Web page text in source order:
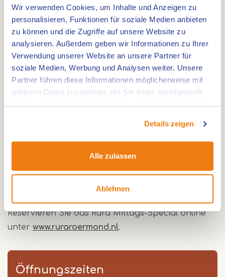
Wir verwenden Cookies, um Inhalte und Anzeigen zu
personalisieren, Funktionen für soziale Medien anbieten
zu können und die Zugriffe auf unsere Website zu
analysieren. Außerdem geben wir Informationen zu Ihrer
Verwendung unserer Website an unsere Partner für
soziale Medien, Werbung und Analysen weiter. Unsere
Partner führen diese Informationen möglicherweise mit
weiteren Daten zusammen, die Sie ihnen bereitgestellt
Details zeigen
Alle zulassen
Ablehnen
Kochclub/Workshop auf Anfrage (Montag,
Dienstag und Donnerstag);
Geburtstage und andere kleine Feiern;
Möglichkeit der Anmietung des gesamten
Lokals.
Mittags-Special
Roermond mittags auch ein 2-gängiges
Mittagsmenü inklusive Kaffee und Friandises für
nur € 47,00 p.P. Das Mittagsangebot ist samstags
und sonntags ab 12:30 Uhr möglich, letzte
Reservieren Sie das Rura Mittags-Special online
unter www.ruraroermond.nl.
Öffnungszeiten